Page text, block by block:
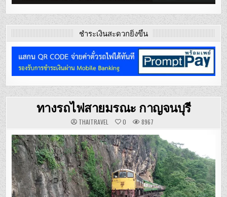
ชำระเงินสะดวกยิ่งขึ้น
ทางรถไฟสายมรณะ กาญจนบุรี
THAITRAVEL 0 8967